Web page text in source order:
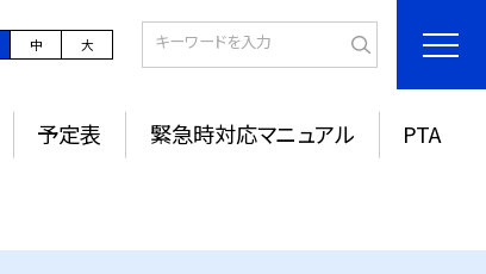
中 大
予定表 緊急時対応マニュアル PTA